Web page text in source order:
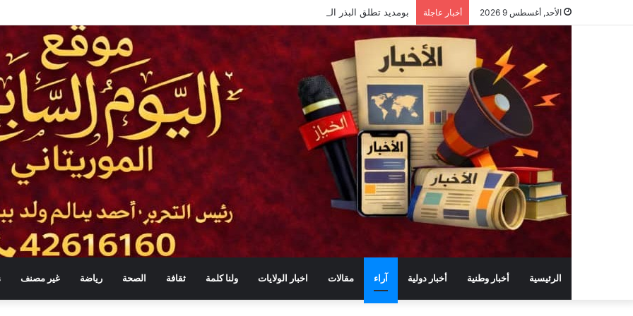
الأحد, أغسطس 9 2026 أخبار عاجلة بومديد تطلق البذر الجوي بالطائرات المسيّرة ضمن حملة واسعة للتشجير
الرئيسية أخبار وطنية أخبار دولية آراء مقالات اخبار الولايات ولنا كلمة ثقافة الصحة رياضة غير مصنف